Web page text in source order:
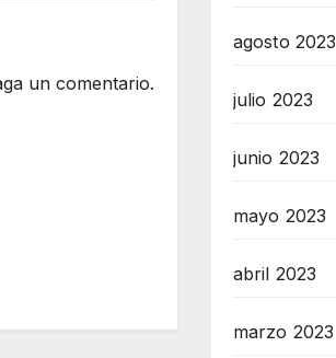
un comentario.
agosto 2023
julio 2023
junio 2023
mayo 2023
abril 2023
marzo 2023